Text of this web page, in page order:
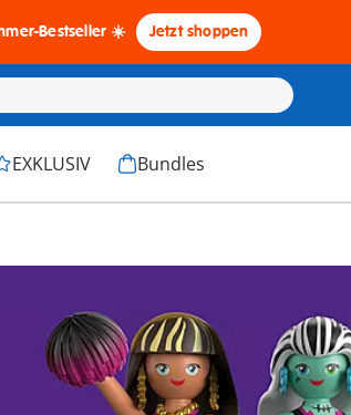
Bestseller ☀️ Jetzt shoppen
EXKLUSIV Bundles